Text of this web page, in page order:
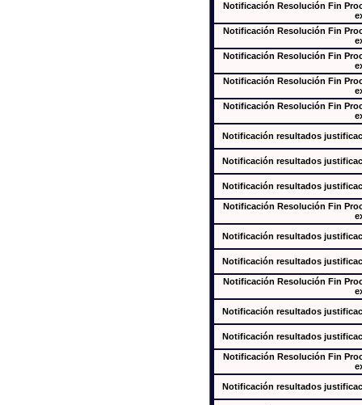
Notificación Resolución Fin
Notificación Resolución Fin
Notificación Resolución Fin
Notificación Resolución Fin
Notificación Resolución Fin
Notificación resultados
Notificación resultados
Notificación resultados
Notificación Resolución Fin
Notificación resultados
Notificación resultados
Notificación Resolución Fin
Notificación resultados
Notificación resultados
Notificación Resolución Fin
Notificación resultados